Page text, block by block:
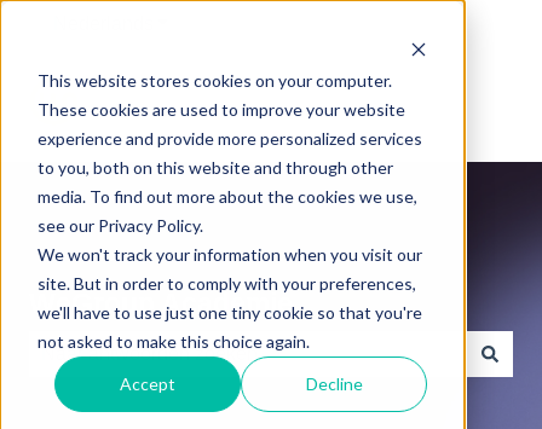
This website stores cookies on your computer.
These cookies are used to improve your website
experience and provide more personalized services
to you, both on this website and through other
media. To find out more about the cookies we use,
see our Privacy Policy.
We won't track your information when you visit our
site. But in order to comply with your preferences,
we'll have to use just one tiny cookie so that you're
not asked to make this choice again.
Accept Decline
WeGroup Academie
Er zijn geen suggesties want het zoekveld is leeg.